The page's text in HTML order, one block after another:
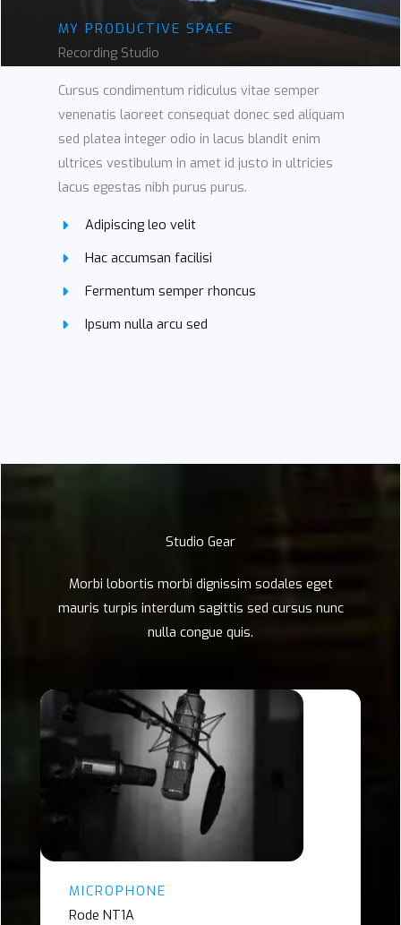
MY PRODUCTIVE SPACE
Recording Studio
Cursus condimentum ridiculus vitae semper
venenatis laoreet consequat donec sed aliquam
sed platea integer odio in lacus blandit enim
ultrices vestibulum in amet id justo in ultricies
lacus egestas nibh purus purus.
Adipiscing leo velit
Hac accumsan facilisi
Fermentum semper rhoncus
Ipsum nulla arcu sed
Studio Gear
Morbi lobortis morbi dignissim sodales eget
mauris turpis interdum sagittis sed cursus nunc
nulla congue quis.
MICROPHONE
Rode NT1A